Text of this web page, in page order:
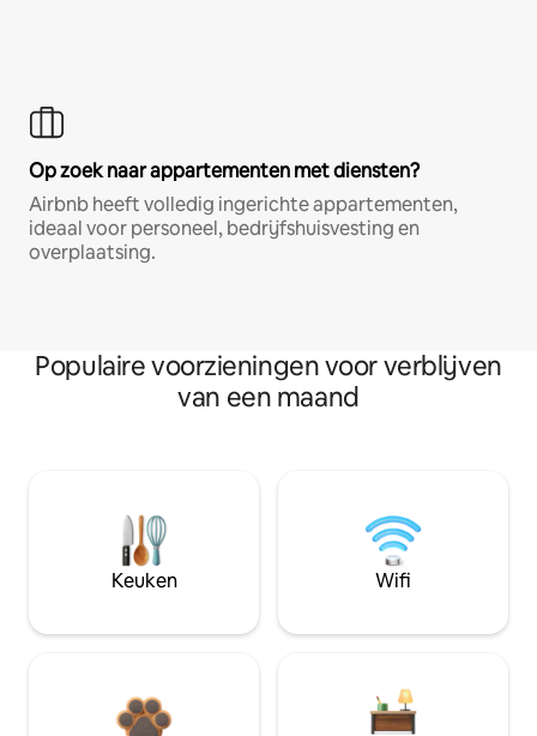
Op zoek naar appartementen met diensten?
Airbnb heeft volledig ingerichte appartementen,
ideaal voor personeel, bedrijfshuisvesting en
overplaatsing.
Populaire voorzieningen voor verblijven
van een maand
Keuken Wifi